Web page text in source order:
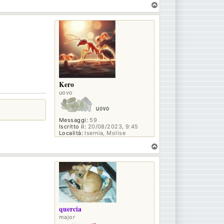
o
Kero
uovo
Messaggi: 59
Iscritto il: 20/08/2023, 9:45
Località: Isernia, Molise
o
quercia
major